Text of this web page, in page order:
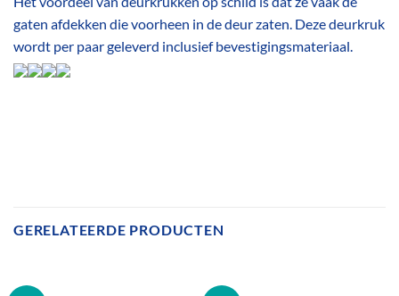
gaten afdekken die voorheen in de deur zaten. Deze deurkruk
wordt per paar geleverd inclusief bevestigingsmateriaal.
GERELATEERDE PRODUCTEN